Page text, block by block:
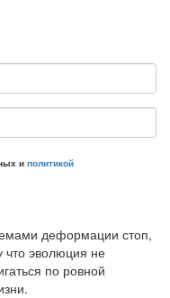
и политикой
деформации стоп,
что эволюция не
по ровной